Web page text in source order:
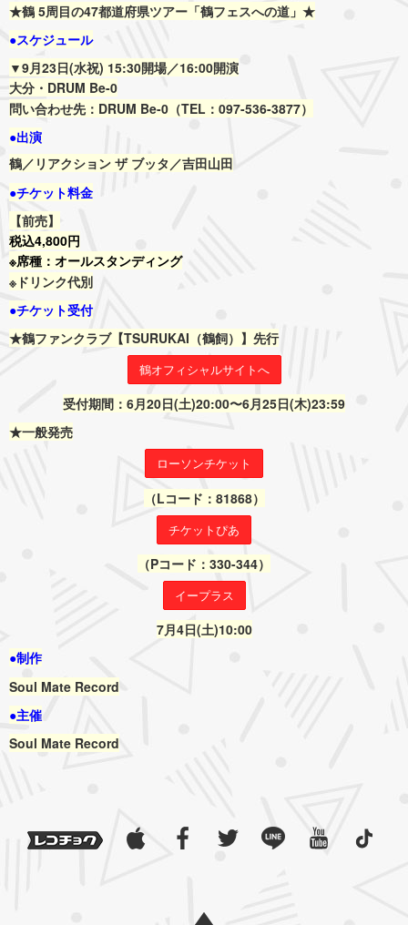
★鶴 5周目の47都道府県ツアー「鶴フェスへの道」★
●スケジュール
▼9月23日(水祝) 15:30開場／16:00開演
大分・DRUM Be-0
問い合わせ先：DRUM Be-0（TEL：097-536-3877）
●出演
鶴／リアクション ザ ブッタ／吉田山田
●チケット料金
【前売】
税込4,800円
※席種：オールスタンディング
※ドリンク代別
●チケット受付
★鶴ファンクラブ【TSURUKAI（鶴飼）】先行
鶴オフィシャルサイトへ
受付期間：6月20日(土)20:00〜6月25日(木)23:59
★一般発売
ローソンチケット
（Lコード：81868）
チケットぴあ
（Pコード：330-344）
イープラス
7月4日(土)10:00
●制作
Soul Mate Record
●主催
Soul Mate Record